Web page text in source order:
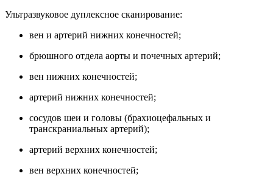
Ультразвуковое дуплексное сканирование:
вен и артерий нижних конечностей;
брюшного отдела аорты и почечных артерий;
вен нижних конечностей;
артерий нижних конечностей;
сосудов шеи и головы (брахиоцефальных и
транскраниальных артерий);
артерий верхних конечностей;
вен верхних конечностей;